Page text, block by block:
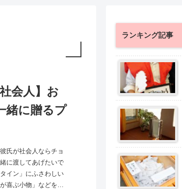
会人】お
緒に贈るプ
氏が社会人ならチョ
に渡してあげたいで
イン」にふさわしい
喜ぶ小物」などを
ランキング記事